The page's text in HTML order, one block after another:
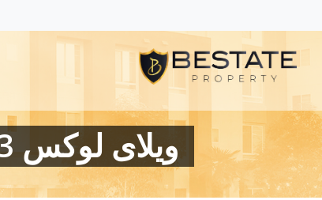
ویلای لوکس 3+1 برای فروش در گیرنه لاپتا، 400 متر از دریا!!